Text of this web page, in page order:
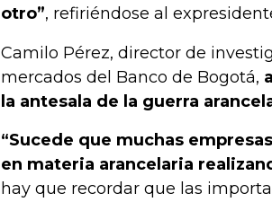
otro”, refiriéndose al
Camilo Pérez, director de
mercados del Banco de Bogotá,
la antesala de la guerra
“Sucede que muchas
en materia arancelaria
hay que recordar que las